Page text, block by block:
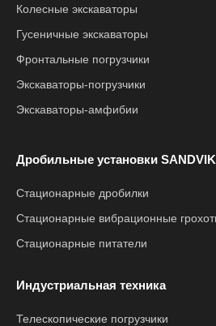
Колесные экскаваторы
Гусеничные экскаваторы
Фронтальные погрузчики
Экскаваторы-погрузчики
Экскаваторы-амфибии
Дробильные установки SANDVIK
Стационарные дробилки
Стационарные вибрационные
Стационарные питатели
Индустриальная техника
Телескопические погрузчики